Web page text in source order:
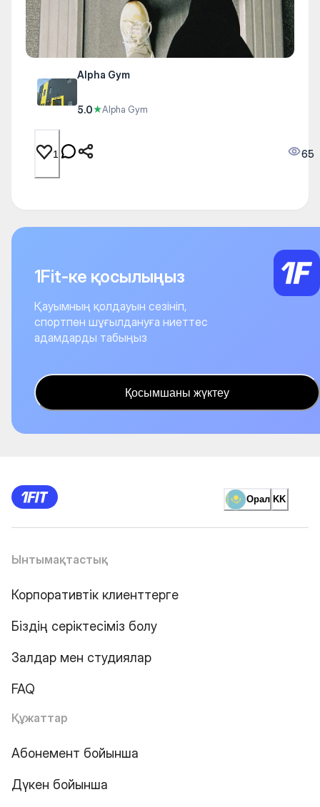
Alpha Gym
5.0★Alpha Gym
1 65
1Fit-ке қосылыңыз
Қауымның қолдауын сезініп,
спортпен шұғылдануға ниеттес
адамдарды табыңыз
Қосымшаны жүктеу
Орал KK
Ынтымақтастық
Корпоративтік клиенттерге
Біздің серіктесіміз болу
Залдар мен студиялар
FAQ
Құжаттар
Абонемент бойынша
Дүкен бойынша